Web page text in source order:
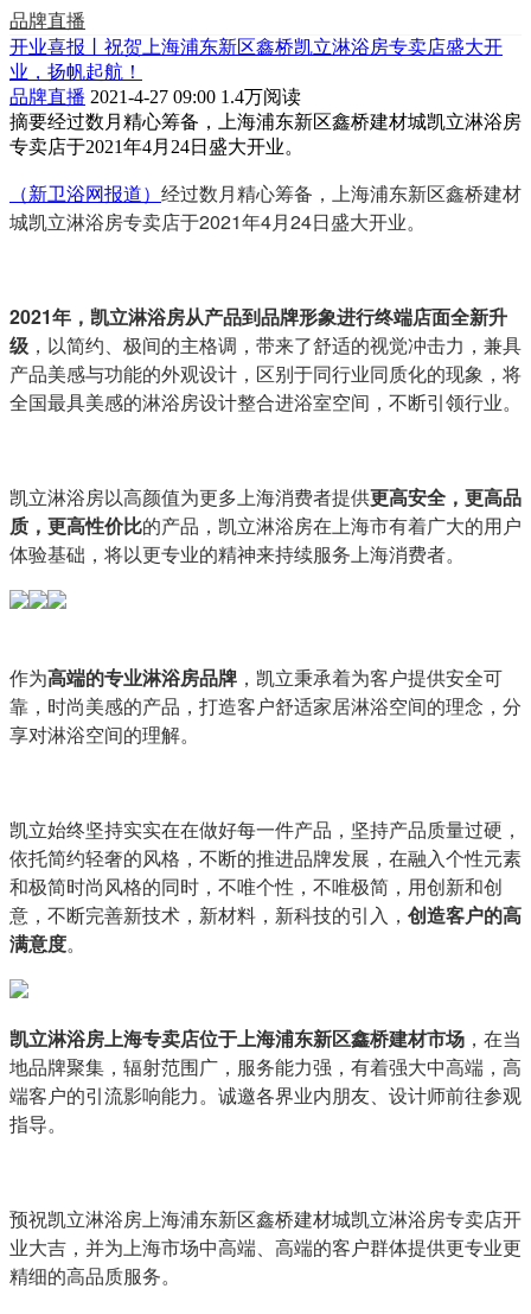
品牌直播
开业喜报丨祝贺上海浦东新区鑫桥凯立淋浴房专卖店盛大开
业，扬帆起航！
品牌直播 2021-4-27 09:00 1.4万阅读
摘要经过数月精心筹备，上海浦东新区鑫桥建材城凯立淋浴房
专卖店于2021年4月24日盛大开业。
（新卫浴网报道） 经过数月精心筹备，上海浦东新区鑫桥建材
城凯立淋浴房专卖店于2021年4月24日盛大开业。
2021年，凯立淋浴房从产品到品牌形象进行终端店面全新升
级 ，以简约、极间的主格调，带来了舒适的视觉冲击力，兼具
产品美感与功能的外观设计，区别于同行业同质化的现象，将
全国最具美感的淋浴房设计整合进浴室空间，不断引领行业。
凯立淋浴房以高颜值为更多上海消费者提供更高安全，更高品
质，更高性价比的产品，凯立淋浴房在上海市有着广大的用户
体验基础，将以更专业的精神来持续服务上海消费者。
作为高端的专业淋浴房品牌 ，凯立秉承着为客户提供安全可
靠，时尚美感的产品，打造客户舒适家居淋浴空间的理念，分
享对淋浴空间的理解。
凯立始终坚持实实在在做好每一件产品，坚持产品质量过硬，
依托简约轻奢的风格，不断的推进品牌发展，在融入个性元素
和极简时尚风格的同时，不唯个性，不唯极简，用创新和创
意，不断完善新技术，新材料，新科技的引入， 创造客户的高
满意度。
凯立淋浴房上海专卖店位于上海浦东新区鑫桥建材市场 ，在当
地品牌聚集，辐射范围广，服务能力强，有着强大中高端，高
端客户的引流影响能力。诚邀各界业内朋友、设计师前往参观
指导。
预祝凯立淋浴房上海浦东新区鑫桥建材城凯立淋浴房专卖店开
业大吉，并为上海市场中高端、高端的客户群体提供更专业更
精细的高品质服务。